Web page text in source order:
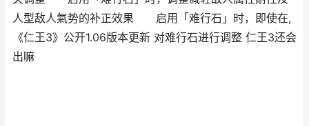
人型敌人氣势的补正效果 启用「难行石」时，即使在,
《仁王3》公开1.06版本更新 对难行石进行调整 仁王3还会
出嘛